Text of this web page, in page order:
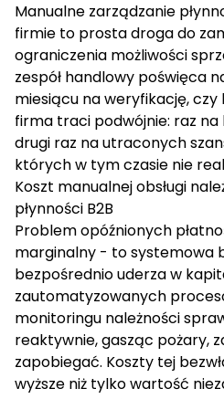
Manualne zarządzanie
firmie to prosta droga do
ograniczenia możliwości
zespół handlowy poświęca
miesiącu na weryfikację, czy
firma traci podwójnie: raz na
drugi raz na utraconych
których w tym czasie nie
Koszt manualnej obsługi
płynności B2B
Problem opóźnionych
marginalny - to systemowa
bezpośrednio uderza w
zautomatyzowanych
monitoringu należności
reaktywnie, gasząc pożary,
zapobiegać. Koszty tej
wyższe niż tylko wartość